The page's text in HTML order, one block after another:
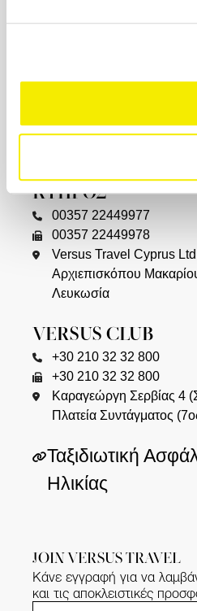
Καλαποθάκη 7-9 (δίπλα
Αριστοτέλους), 546 24,
ΚΥΠΡΟΣ
00357 22449977
00357 22449978
Versus Travel Cyprus
Αρχιεπισκόπου
Λευκωσία
VERSUS CLUB
+30 210 32 32 800
+30 210 32 32 800
Καραγεώργη Σερβίας 4
Πλατεία Συντάγματος
Ταξιδιωτική
Ηλικίας
JOIN VERSUS TRAVEL
Κάνε εγγραφή για να
και τις αποκλειστικές